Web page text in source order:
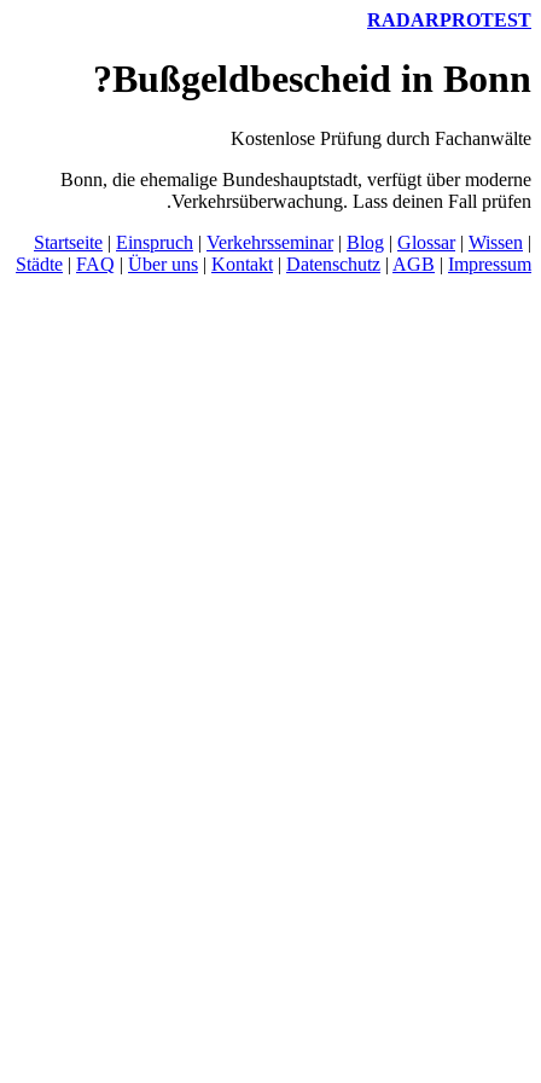
RADARPROTEST
Bußgeldbescheid in Bonn?
Kostenlose Prüfung durch Fachanwälte
Bonn, die ehemalige Bundeshauptstadt, verfügt über moderne
Verkehrsüberwachung. Lass deinen Fall prüfen.
Startseite | Einspruch | Verkehrsseminar| Blog | Glossar| Wissen |
Städte | FAQ | Über uns | Kontakt | Datenschutz | AGB | Impressum